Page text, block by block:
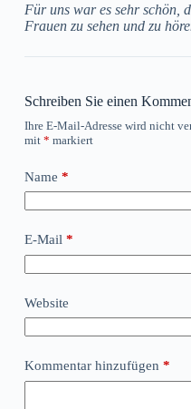
Für uns war es sehr schön,
Frauen zu sehen und zu
Schreiben Sie einen
Ihre E-Mail-Adresse wird nicht
mit * markiert
Name *
E-Mail *
Website
Kommentar hinzufügen *